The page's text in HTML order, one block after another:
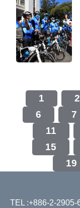
1 2
6
7
11
15
19
TEL :+886-2-2905-